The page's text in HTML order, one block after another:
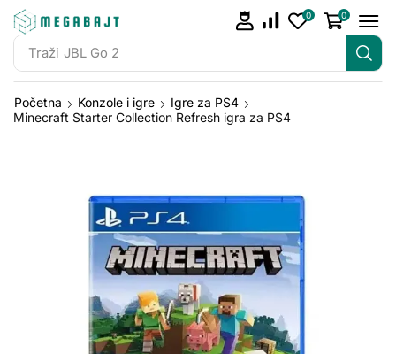
Traži JBL Go 2
0 0
Početna Konzole i igre
Igre za PS4
Minecraft Starter Collection Refresh igra za PS4